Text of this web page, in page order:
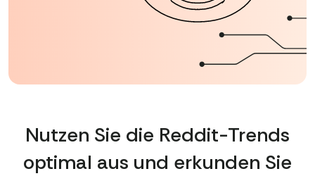
Nutzen Sie die Reddit-Trends
optimal aus und erkunden Sie